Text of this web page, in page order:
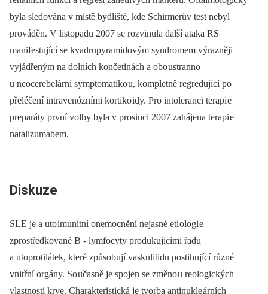
byla sledována v místě bydliště, kde Schirmerův test nebyl
prováděn. V listopadu 2007 se rozvinula další ataka RS
manifestující se kvadrupyramidovým syndromem výrazněji
vyjádřeným na dolních končetinách a obo ustranno
u neocerebelární symptomatiko u, kompletně regredující po
přeléčení intravenózními kortiko idy. Pro intoleranci terapi e
preparáty první volby byla v prosinci 2007 zahájena terapi e
natalizumabem.
Diskuze
SLE je a uto imunitní onemocnění nejasné eti ologi e
zprostředkované B -⁠ lymfocyty produkujícími řadu
a utoprotilátek, které způsobují vaskulitidu postihující různé
vnitřní orgány. So učasně je spojen se změno u reologických
vlastností krve. Charakteristická je tvorba antinukle árních